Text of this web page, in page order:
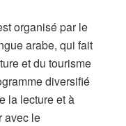
organisé par le
arabe, qui fait
et du tourisme
diversifié
la lecture et à
avec le